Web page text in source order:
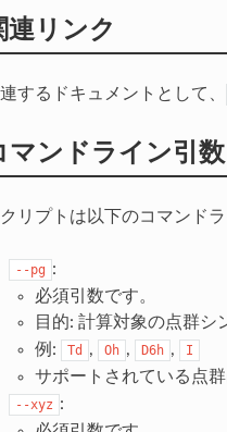
連リンク
するドキュメントとして、
マンドライン引数
リプトは以下のコマンド
--pg :
必須引数です。
目的: 計算対象の点群シ
例:
Td , Oh , D6h , I
サポートされている点群
--xyz :